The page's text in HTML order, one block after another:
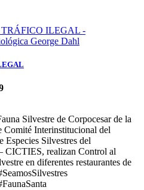
Silvestre de Corpocesar de la
Comité Interinstitucional del
Silvestres del
CICTIES, realizan Control al
en diferentes restaurantes de